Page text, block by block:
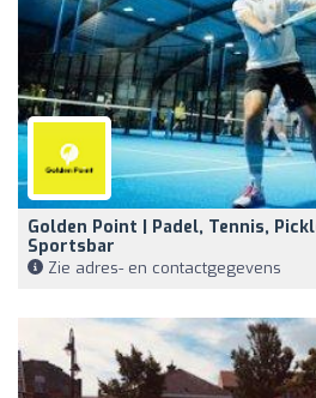
Golden Point | Padel, Tennis,
Sportsbar
Zie adres- en contactgegevens